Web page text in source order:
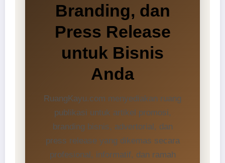
Branding, dan
Press Release
untuk Bisnis
Anda
RuangKayu.com menyediakan ruang
publikasi untuk artikel promosi,
branding bisnis, advertorial, dan
press release yang dikemas secara
profesional, informatif, dan ramah